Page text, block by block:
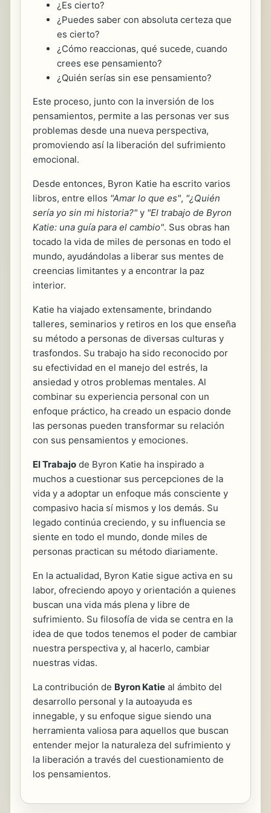
¿Es cierto?
¿Puedes saber con absoluta certeza que
es cierto?
¿Cómo reaccionas, qué sucede, cuando
crees ese pensamiento?
¿Quién serías sin ese pensamiento?
Este proceso, junto con la inversión de los
pensamientos, permite a las personas ver sus
problemas desde una nueva perspectiva,
promoviendo así la liberación del sufrimiento
emocional.
Desde entonces, Byron Katie ha escrito varios
libros, entre ellos "Amar lo que es", "¿Quién
sería yo sin mi historia?" y "El trabajo de Byron
Katie: una guía para el cambio". Sus obras han
tocado la vida de miles de personas en todo el
mundo, ayudándolas a liberar sus mentes de
creencias limitantes y a encontrar la paz
interior.
Katie ha viajado extensamente, brindando
talleres, seminarios y retiros en los que enseña
su método a personas de diversas culturas y
trasfondos. Su trabajo ha sido reconocido por
su efectividad en el manejo del estrés, la
ansiedad y otros problemas mentales. Al
combinar su experiencia personal con un
enfoque práctico, ha creado un espacio donde
las personas pueden transformar su relación
con sus pensamientos y emociones.
El Trabajo de Byron Katie ha inspirado a
muchos a cuestionar sus percepciones de la
vida y a adoptar un enfoque más consciente y
compasivo hacia sí mismos y los demás. Su
legado continúa creciendo, y su influencia se
siente en todo el mundo, donde miles de
personas practican su método diariamente.
En la actualidad, Byron Katie sigue activa en su
labor, ofreciendo apoyo y orientación a quienes
buscan una vida más plena y libre de
sufrimiento. Su filosofía de vida se centra en la
idea de que todos tenemos el poder de cambiar
nuestra perspectiva y, al hacerlo, cambiar
nuestras vidas.
La contribución de Byron Katie al ámbito del
desarrollo personal y la autoayuda es
innegable, y su enfoque sigue siendo una
herramienta valiosa para aquellos que buscan
entender mejor la naturaleza del sufrimiento y
la liberación a través del cuestionamiento de
los pensamientos.